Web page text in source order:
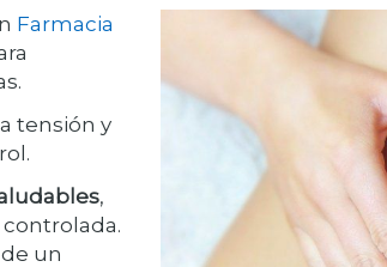
Farmacia
tensión y
,
un